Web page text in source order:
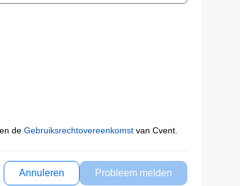
en de Gebruiksrechtovereenkomstvan Cvent.
Annuleren Probleem melden